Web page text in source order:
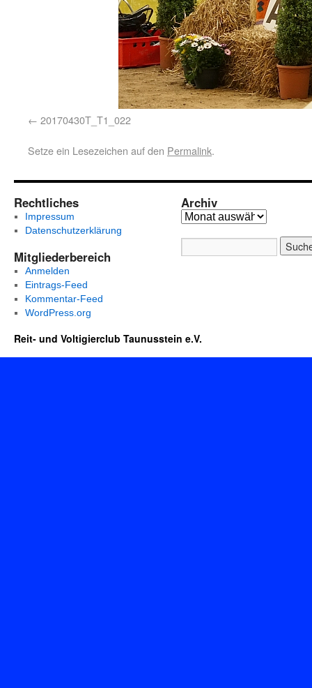
20170430T_T1_022
Setze ein Lesezeichen auf den Permalink.
Rechtliches
Impressum
Datenschutzerklärung
Mitgliederbereich
Anmelden
Eintrags-Feed
Kommentar-Feed
WordPress.org
Archiv
Reit- und Voltigierclub Taunusstein e.V.